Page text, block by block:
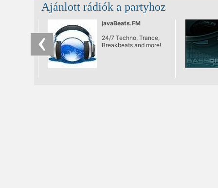
Ajánlott rádiók a partyhoz
javaBeats.FM
24/7 Techno, Trance,
Breakbeats and more!